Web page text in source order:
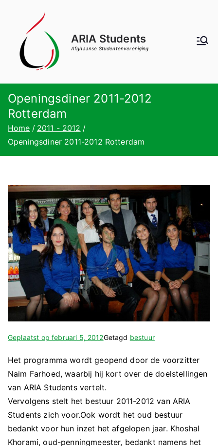
inhoud
ARIA Students
Afghaanse Studentenvereniging
Openingsdiner 2011-2012
Rotterdam
Home
2011 - 2012
Openingsdiner 2011-2012 Rotterdam
Geplaatst opfebruari 5, 2012Getagd bestuur
Het programma wordt geopend door de voorzitter
Naim Farhoed, waarbij hij kort over de doelstellingen
van ARIA Students vertelt.
Vervolgens stelt het bestuur 2011-2012 van ARIA
Students zich voor.Ook wordt het oud bestuur
bedankt voor hun inzet het afgelopen jaar. Khoshal
Khorami, oud-penningmeester, bedankt namens het